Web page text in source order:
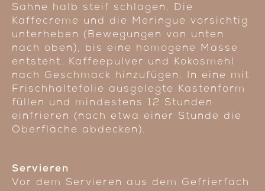
Sahne halb steif schlagen. Die
Kaffecreme und die Meringue vorsichtig
unterheben (Bewegungen von unten
nach oben), bis eine homogene Masse
entsteht. Kaffeepulver und Kokosmehl
nach Geschmack hinzufügen. In eine mit
Frischhaltefolie ausgelegte Kastenform
füllen und mindestens 12 Stunden
einfrieren (nach etwa einer Stunde die
Oberfläche abdecken).
Servieren
Vor dem Servieren aus dem Gefrierfach